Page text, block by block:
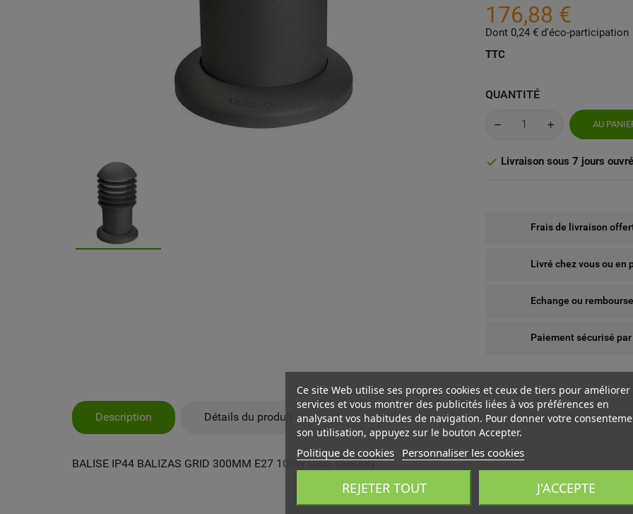
176,88 €
Dont 0,24 € d'éco-participation
TTC
QUANTITÉ
AU
 Livraison sous 7 jours
Frais de livraison
Livré chez vous ou
Echange ou
Paiement sécurisé
Description Détails du produit
BALISE IP44 BALIZAS GRID 300MM E27 100W GRIS URBAIN
MY WISHLISTS
CRÉER UNE LISTE D'ENVIES
CONNEXION
Ce site Web utilise ses propres cookies et ceux de tiers pour améliorer
services et vous montrer des publicités liées à vos préférences en
analysant vos habitudes de navigation. Pour donner votre
son utilisation, appuyez sur le bouton Accepter.
Politique de cookies Personnaliser les cookies
REJETER TOUT J'ACCEPTE